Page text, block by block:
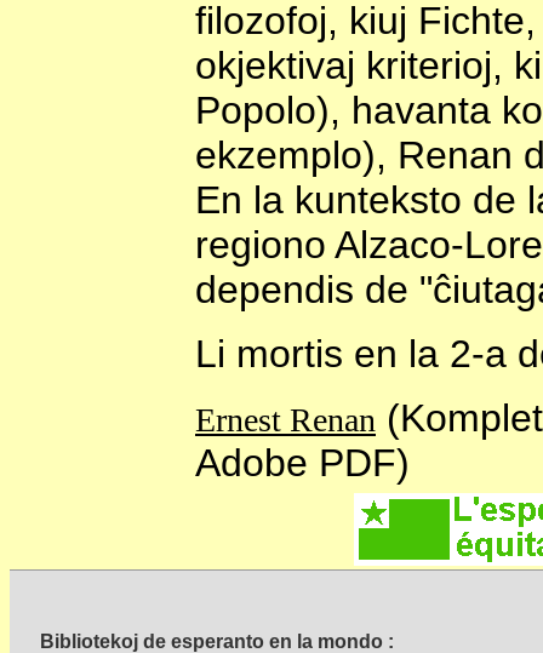
filozofoj, kiuj
okjektivaj kriterioj,
Popolo), havanta
ekzemplo), Renan
En la kunteksto de
regiono Alzaco-
dependis de
Li mortis en la 2-a
Ernest Renan
Adobe PDF)
Bibliotekoj de esperanto en la mondo :